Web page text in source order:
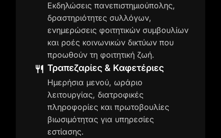
Εκδηλώσεις πανεπιστημιούπολης,
δραστηριότητες συλλόγων,
ενημερώσεις φοιτητικών συμβουλίων
και ροές κοινωνικών δικτύων που
προωθούν τη φοιτητική ζωή.
Τραπεζαρίες & Καφετέριες
Ημερήσια μενού, ωράριο
λειτουργίας, διατροφικές
πληροφορίες και πρωτοβουλίες
βιωσιμότητας για υπηρεσίες
εστίασης.